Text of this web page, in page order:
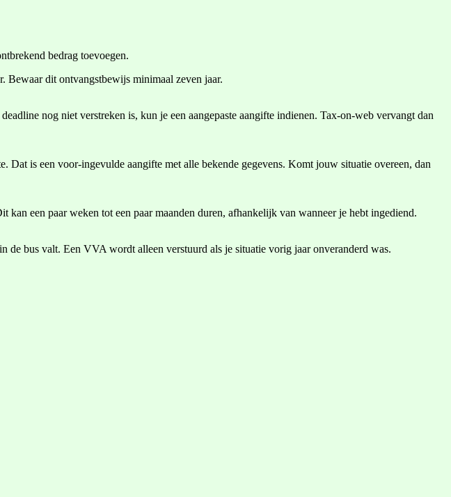
bedrag toevoegen.
Bewaar dit ontvangstbewijs minimaal zeven jaar.
nog niet verstreken is, kun je een aangepaste aangifte indienen. Tax-on-web vervangt dan
is een voor-ingevulde aangifte met alle bekende gegevens. Komt jouw situatie overeen, dan
een paar weken tot een paar maanden duren, afhankelijk van wanneer je hebt ingediend.
bus valt. Een VVA wordt alleen verstuurd als je situatie vorig jaar onveranderd was.